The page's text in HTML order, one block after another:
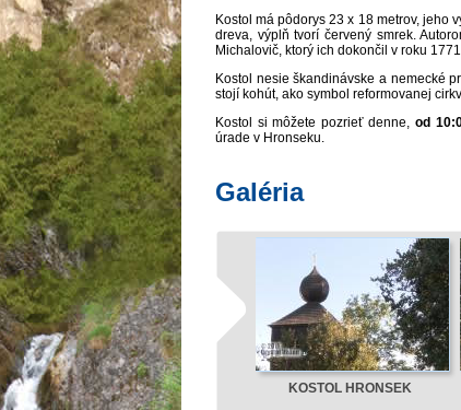
Kostol má pôdorys 23 x 18 metrov, jeho
dreva, výplň tvorí červený smrek.
Michalovič, ktorý ich dokončil v roku
Kostol nesie škandinávske a nemecké
stojí kohút, ako symbol reformovanej
Kostol si môžete pozrieť denne, od
úrade v Hronseku.
Galéria
KOSTOL HRONSEK